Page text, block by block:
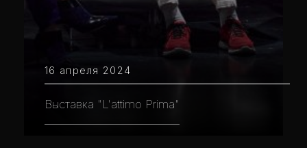
16 апреля 2024
Выставка "L'attimo Prima"